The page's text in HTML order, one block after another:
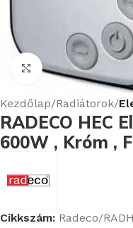
Nagyításhoz
Kezdőlap Radiátorok
RADECO HEC
600W , Króm ,
Cikkszám: Radeco/